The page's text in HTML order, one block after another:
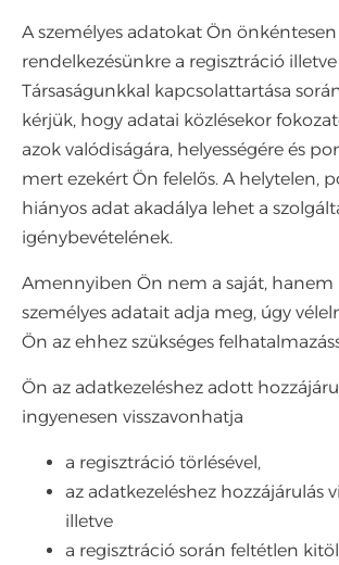
A személyes adatokat Ön
rendelkezésünkre a regisztráció illetve
Társaságunkkal kapcsolattartása
kérjük, hogy adatai közlésekor
azok valódiságára, helyességére és
mert ezekért Ön felelős. A helytelen,
hiányos adat akadálya lehet a
igénybevételének.
Amennyiben Ön nem a saját, hanem
személyes adatait adja meg, úgy
Ön az ehhez szükséges
Ön az adatkezeléshez adott
ingyenesen visszavonhatja
a regisztráció törlésével,
az adatkezeléshez hozzájárulás
illetve
a regisztráció során feltétlen